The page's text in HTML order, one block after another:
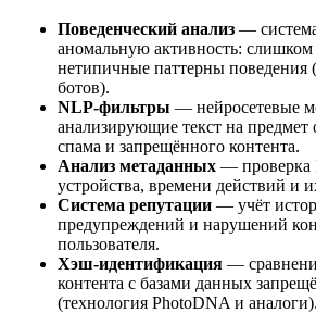
Поведенческий анализ —
аномальную активность:
нетипичные паттерны поведения
ботов).
NLP-фильтры — нейросетевые
анализирующие текст на предмет
спама и запрещённого контента.
Анализ метаданных — проверка
устройства, времени действий и
Система репутации — учёт
предупреждений и нарушений
пользователя.
Хэш-идентификация —
контента с базами данных
(технология PhotoDNA и аналоги).